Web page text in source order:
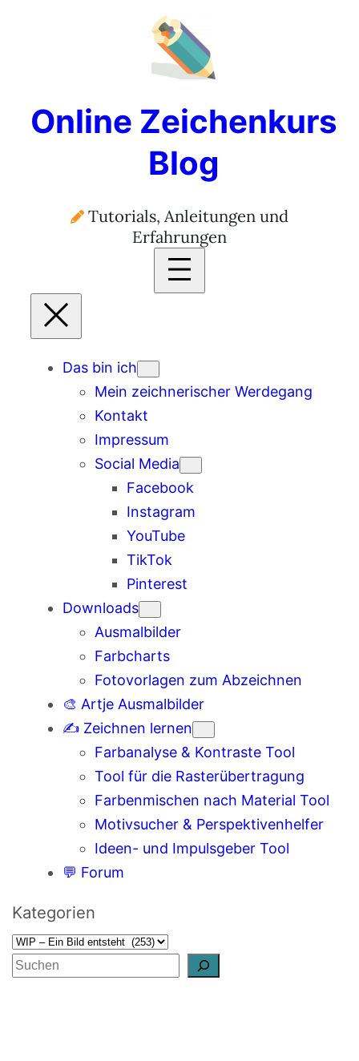
Online Zeichenkurs
Blog
Tutorials, Anleitungen und
Erfahrungen
Das bin ich
Mein zeichnerischer Werdegang
Kontakt
Impressum
Social Media
Facebook
Instagram
YouTube
TikTok
Pinterest
Downloads
Ausmalbilder
Farbcharts
Fotovorlagen zum Abzeichnen
🎨 Artje Ausmalbilder
✍️ Zeichnen lernen
Farbanalyse & Kontraste Tool
Tool für die Rasterübertragung
Farbenmischen nach Material Tool
Motivsucher & Perspektivenhelfer
Ideen- und Impulsgeber Tool
💬 Forum
Kategorien
S